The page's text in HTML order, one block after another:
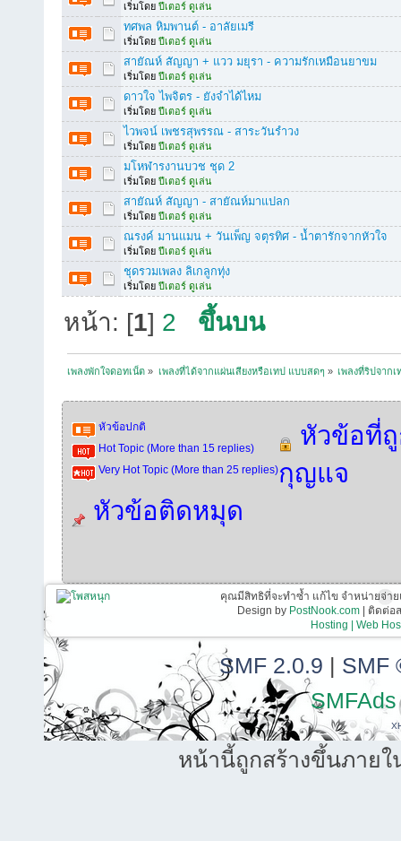
เริ่มโดย ปีเตอร์ ดูเล่น
ทศพล หิมพานต์ - อาลัยเมรี
เริ่มโดย ปีเตอร์ ดูเล่น
สายัณห์ สัญญา + แวว มยุรา - ความรักเหมือนยาขม
เริ่มโดย ปีเตอร์ ดูเล่น
ดาวใจ ไพจิตร - ยังจำได้ไหม
เริ่มโดย ปีเตอร์ ดูเล่น
ไวพจน์ เพชรสุพรรณ - สาระวันรำวง
เริ่มโดย ปีเตอร์ ดูเล่น
มโหฬารงานบวช ชุด 2
เริ่มโดย ปีเตอร์ ดูเล่น
สายัณห์ สัญญา - สายัณห์มาแปลก
เริ่มโดย ปีเตอร์ ดูเล่น
ณรงค์ มานแมน + วันเพ็ญ จตุรทิศ - น้ำตารักจากหัวใจ
เริ่มโดย ปีเตอร์ ดูเล่น
ชุดรวมเพลง ลิเกลูกทุ่ง
เริ่มโดย ปีเตอร์ ดูเล่น
หน้า: [1] 2 ขึ้นบน
เพลงพักใจดอทเน็ต » เพลงที่ได้จากแผ่นเสียงหรือเทป แบบสดๆ » เพลงที่ริปจาก
หัวข้อปกติ
Hot Topic (More than 15 replies)
Very Hot Topic (More than 25 replies)
หัวข้อที่
กุญแจ
หัวข้อติดหมุด
คุณมีสิทธิที่จะทำซ้ำ แก้ไข จำหน่ายจ่า
Design by PostNook.com| ติดต่อส
Hosting | Web
SMF 2.0.9 | SMF
SMFAds
หน้านี้ถูกสร้างขึ้นภายใ